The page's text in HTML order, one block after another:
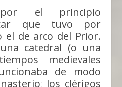
por el principio
que tuvo por
de arco del Prior.
catedral (o una
medievales
de modo
los clérigos